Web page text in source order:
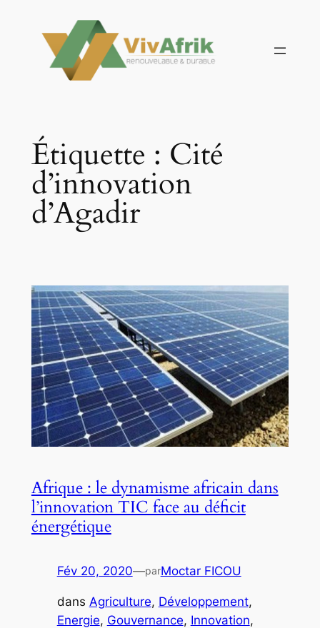
contenu
Étiquette : Cité
d’innovation
d’Agadir
Afrique : le dynamisme africain dans
l’innovation TIC face au déficit
énergétique
Fév 20, 2020—parMoctar FICOU
dans Agriculture, Développement
Energie, Gouvernance, Innovation